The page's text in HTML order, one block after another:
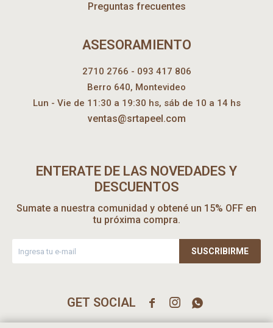
Preguntas frecuentes
ASESORAMIENTO
2710 2766 - 093 417 806
Berro 640, Montevideo
Lun - Vie de 11:30 a 19:30 hs, sáb de 10 a 14 hs
ventas@srtapeel.com
ENTERATE DE LAS NOVEDADES Y
DESCUENTOS
Sumate a nuestra comunidad y obtené un 15% OFF en
tu próxima compra.
SUSCRIBIRME
  